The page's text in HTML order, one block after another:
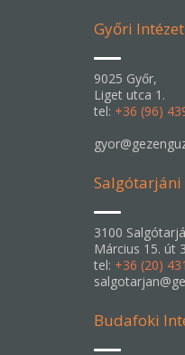
Győri Intézet
9025 Győr,
Liget utca 1.
tel: +36 (96)
Salgótarjáni
3100
Március 15. út
tel: +36 (20)
Budafoki